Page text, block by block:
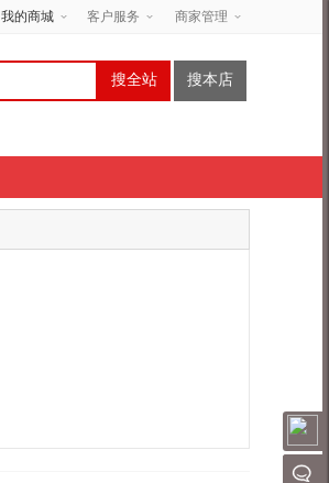
聊
客户服务 商家管理
我的商城
搜全站 搜本店